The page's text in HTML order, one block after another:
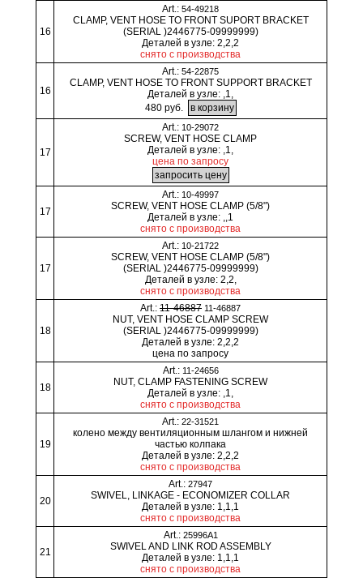
16
Art.: 54-49218
CLAMP, VENT HOSE TO FRONT SUPORT BRACKET
(SERIAL )2446775-09999999)
Деталей в узле: 2,2,2
снято с производства
16
Art.: 54-22875
CLAMP, VENT HOSE TO FRONT SUPPORT BRACKET
Деталей в узле: ,1,
480 руб.
17
Art.: 10-29072
SCREW, VENT HOSE CLAMP
Деталей в узле: ,1,
цена по запросу
17
Art.: 10-49997
SCREW, VENT HOSE CLAMP (5/8")
Деталей в узле: ,,1
снято с производства
17
Art.: 10-21722
SCREW, VENT HOSE CLAMP (5/8")
(SERIAL )2446775-09999999)
Деталей в узле: 2,2,
снято с производства
18
Art.: 11-46887 11-46887
NUT, VENT HOSE CLAMP SCREW
(SERIAL )2446775-09999999)
Деталей в узле: 2,2,2
цена по запросу
18
Art.: 11-24656
NUT, CLAMP FASTENING SCREW
Деталей в узле: ,1,
снято с производства
19
Art.: 22-31521
колено между вентиляционным шлангом и нижней
частью колпака
Деталей в узле: 2,2,2
снято с производства
20
Art.: 27947
SWIVEL, LINKAGE - ECONOMIZER COLLAR
Деталей в узле: 1,1,1
снято с производства
21
Art.: 25996A1
SWIVEL AND LINK ROD ASSEMBLY
Деталей в узле: 1,1,1
снято с производства